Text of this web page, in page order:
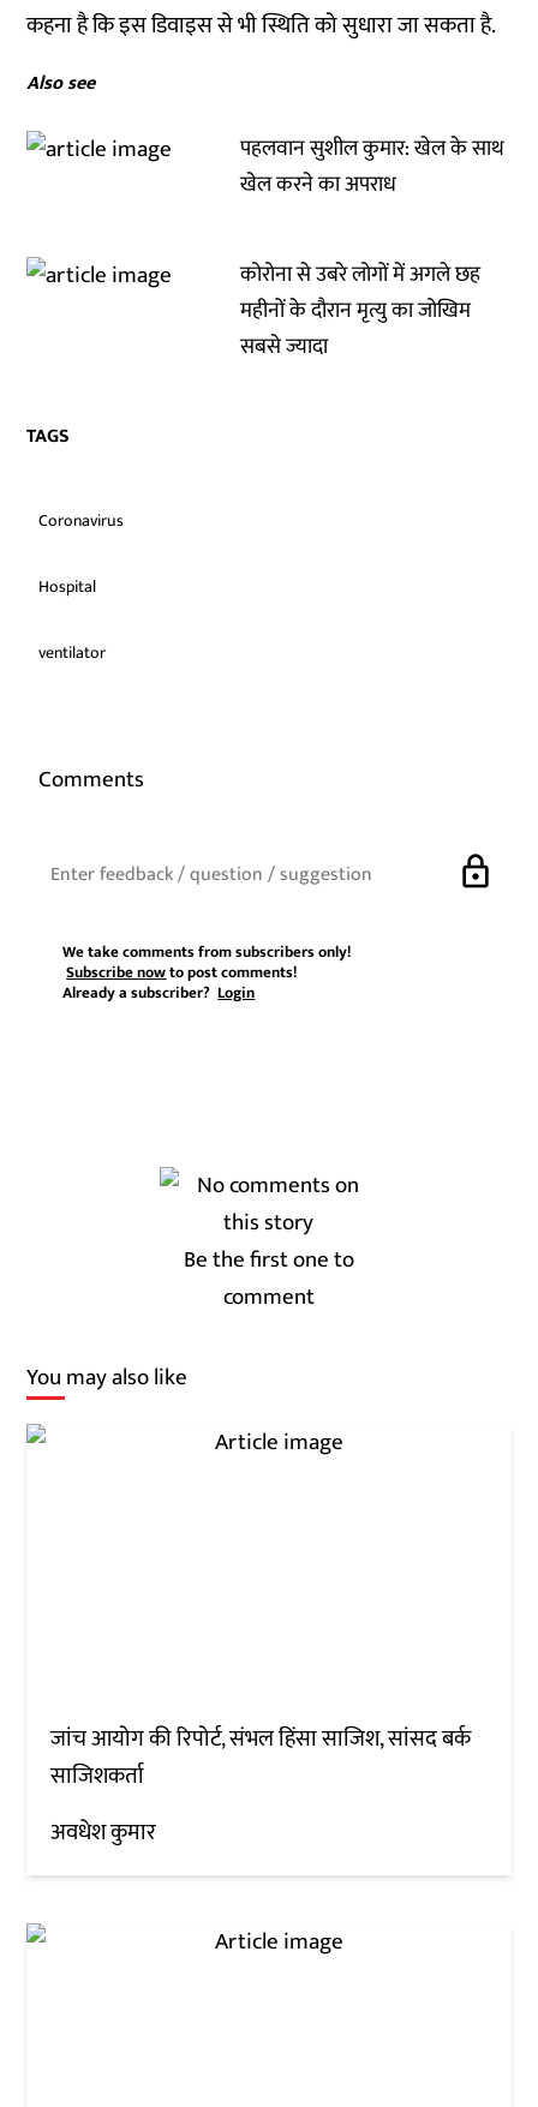
कहना है कि इस डिवाइस से भी स्थिति को सुधारा जा सकता है.
Also see
पहलवान सुशील कुमार: खेल के साथ
खेल करने का अपराध
कोरोना से उबरे लोगों में अगले छह
महीनों के दौरान मृत्यु का जोखिम
सबसे ज्यादा
TAGS
Coronavirus
Hospital
ventilator
Comments
lock
We take comments from subscribers only!
Subscribe nowto post comments!
Already a subscriber?Login
Be the first one to
comment
You may also like
जांच आयोग की रिपोर्ट, संभल हिंसा साजिश, सांसद बर्क
साजिशकर्ता
अवधेश कुमार